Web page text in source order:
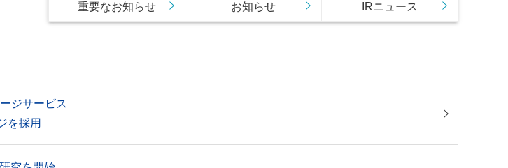
重要なお知らせ お知らせ IRニュース
ジサービス
を採用